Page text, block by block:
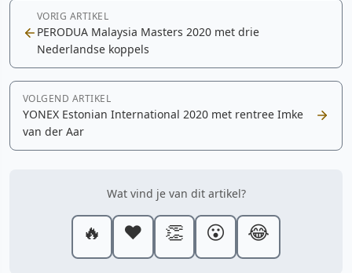
VORIG ARTIKEL
PERODUA Malaysia Masters 2020 met drie
Nederlandse koppels
VOLGEND ARTIKEL
YONEX Estonian International 2020 met rentree Imke
van der Aar
Wat vind je van dit artikel?
🔥 ❤️ 👏 😮 😂